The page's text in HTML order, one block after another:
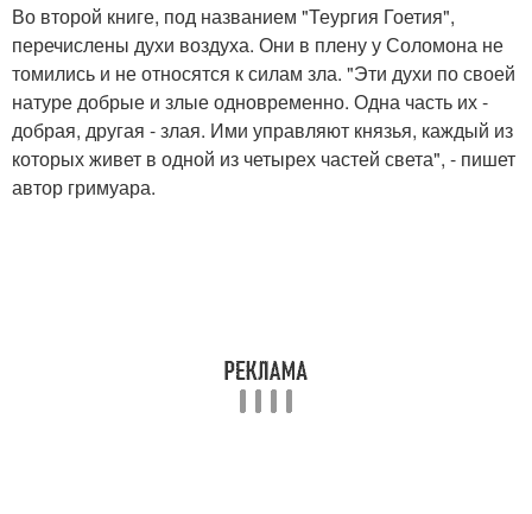
Во второй книге, под названием "Теургия Гоетия",
перечислены духи воздуха. Они в плену у Соломона не
томились и не относятся к силам зла. "Эти духи по своей
натуре добрые и злые одновременно. Одна часть их -
добрая, другая - злая. Ими управляют князья, каждый из
которых живет в одной из четырех частей света", - пишет
автор гримуара.